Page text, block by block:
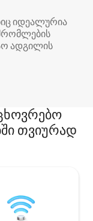
იდეალურია
ადგილის
თვიურად